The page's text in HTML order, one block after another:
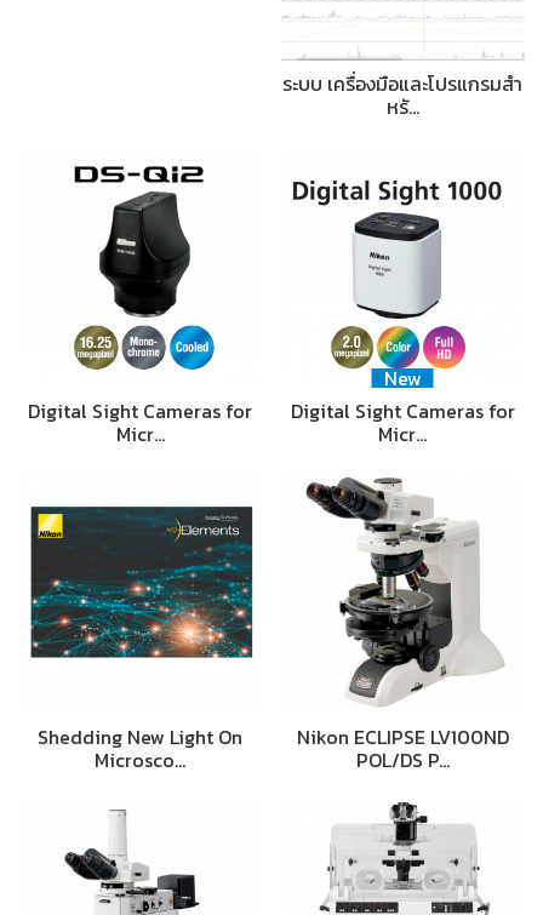
ระบบ เครื่องมือและโปรแกรมสำ
หรั…
Digital Sight Cameras for
Micr…
New
Digital Sight Cameras for
Micr…
Shedding New Light On
Microsco…
Nikon ECLIPSE LV100ND
POL/DS P…